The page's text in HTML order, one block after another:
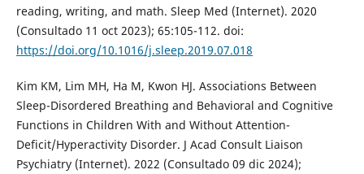
reading, writing, and math. Sleep Med (Internet). 2020
(Consultado 11 oct 2023); 65:105-112. doi:
https://doi.org/10.1016/j.sleep.2019.07.018
Kim KM, Lim MH, Ha M, Kwon HJ. Associations Between
Sleep-Disordered Breathing and Behavioral and Cognitive
Functions in Children With and Without Attention-
Deficit/Hyperactivity Disorder. J Acad Consult Liaison
Psychiatry (Internet). 2022 (Consultado 09 dic 2024);